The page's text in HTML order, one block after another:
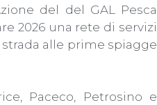
del del GAL Pesca
2026 una rete di servizi
alle prime spiagge
Paceco, Petrosino e